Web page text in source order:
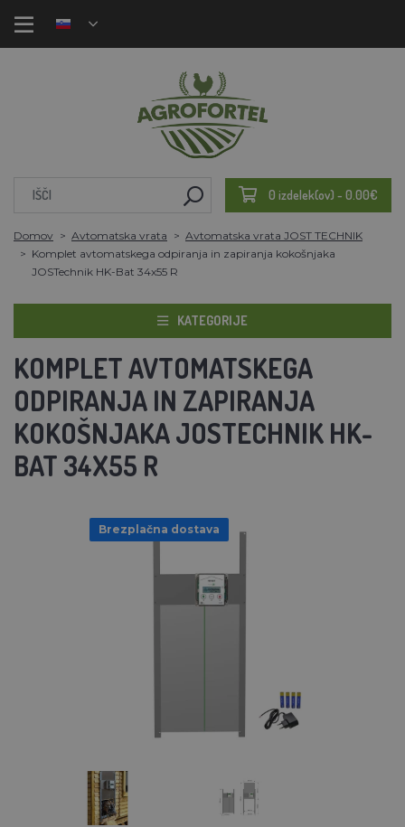
0 izdelek(ov) - 0.00€
Domov Avtomatska vrata
Avtomatska vrata JOST TECHNIK
Komplet avtomatskega odpiranja in zapiranja kokošnjaka
JOSTechnik HK-Bat 34x55 R
KATEGORIJE
KOMPLET AVTOMATSKEGA
ODPIRANJA IN ZAPIRANJA
KOKOŠNJAKA JOSTECHNIK HK-
BAT 34X55 R
Brezplačna dostava